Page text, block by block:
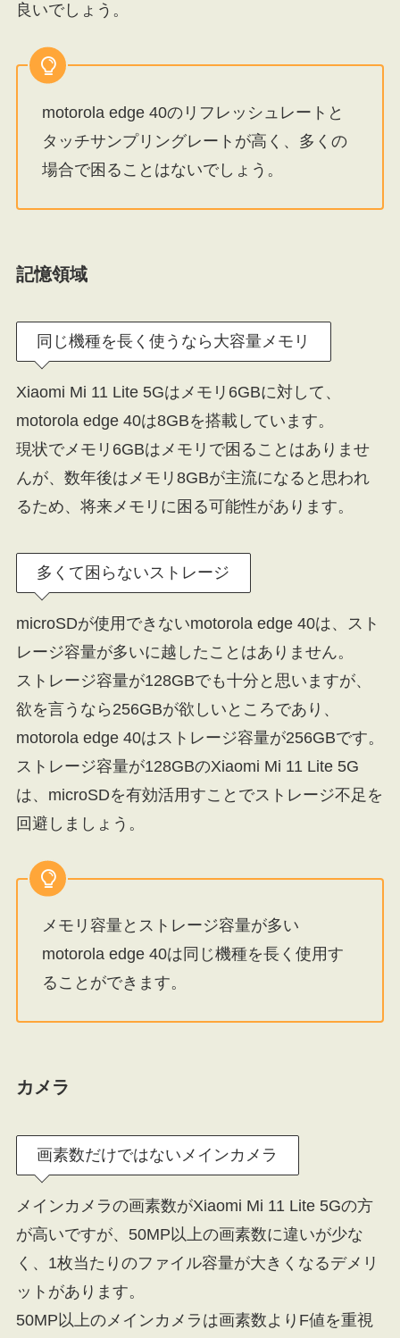
良いでしょう。
motorola edge 40のリフレッシュレートと
タッチサンプリングレートが高く、多くの
場合で困ることはないでしょう。
記憶領域
同じ機種を長く使うなら大容量メモリ
Xiaomi Mi 11 Lite 5Gはメモリ6GBに対して、
motorola edge 40は8GBを搭載しています。
現状でメモリ6GBはメモリで困ることはありませ
んが、数年後はメモリ8GBが主流になると思われ
るため、将来メモリに困る可能性があります。
多くて困らないストレージ
microSDが使用できないmotorola edge 40は、スト
レージ容量が多いに越したことはありません。
ストレージ容量が128GBでも十分と思いますが、
欲を言うなら256GBが欲しいところであり、
motorola edge 40はストレージ容量が256GBです。
ストレージ容量が128GBのXiaomi Mi 11 Lite 5G
は、microSDを有効活用すことでストレージ不足を
回避しましょう。
メモリ容量とストレージ容量が多い
motorola edge 40は同じ機種を長く使用す
ることができます。
カメラ
画素数だけではないメインカメラ
メインカメラの画素数がXiaomi Mi 11 Lite 5Gの方
が高いですが、50MP以上の画素数に違いが少な
く、1枚当たりのファイル容量が大きくなるデメリ
ットがあります。
50MP以上のメインカメラは画素数よりF値を重視